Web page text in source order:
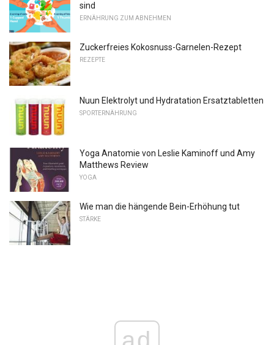
sind
ERNÄHRUNG ZUM ABNEHMEN
Zuckerfreies Kokosnuss-Garnelen-Rezept
REZEPTE
Nuun Elektrolyt und Hydratation Ersatztabletten
SPORTERNÄHRUNG
Yoga Anatomie von Leslie Kaminoff und Amy
Matthews Review
YOGA
Wie man die hängende Bein-Erhöhung tut
STÄRKE